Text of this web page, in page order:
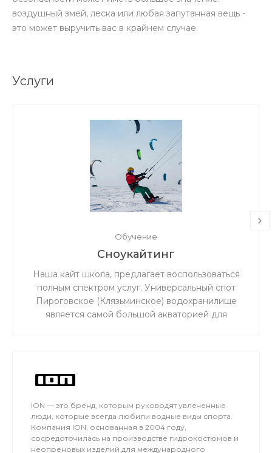
воздушный змей, леска или любая запутанная вещь -
это может выручить вас в крайнем случае.
Услуги
Обучение
Сноукайтинг
Наша кайт школа, предлагает воспользоваться
полным спектром услуг. Универсальный спот
Пироговское (Клязьминское) водохранилище
является самой большой акваторией для
ION — это бренд, которым руководят увлеченные
люди, которые всегда любили водные виды спорта.
Компания ION, основанная в 2004 году,
сосредоточилась на производстве гидрокостюмов и
неопреновых изделий для международного